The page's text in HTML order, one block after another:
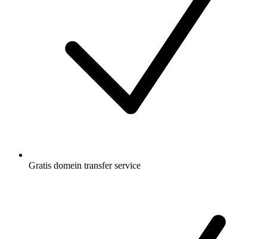
Gratis domein transfer service